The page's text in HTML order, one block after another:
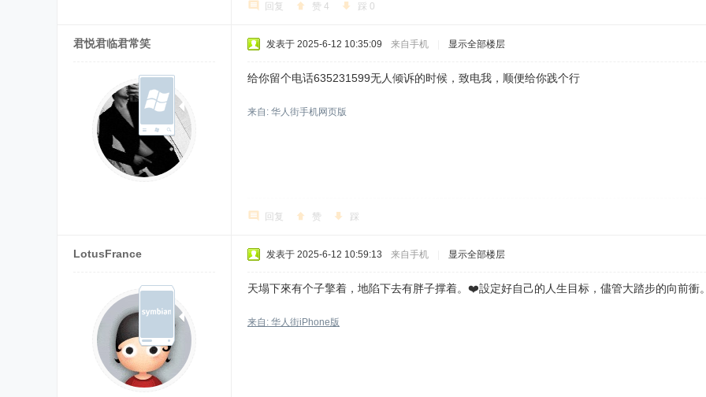
回复 赞 4 踩 0
君悦君临君常笑 发表于 2025-6-12 10:35:09 来自手机 显示全部楼层
给你留个电话635231599无人倾诉的时候，致电我，顺便给你践个行
来自: 华人街手机网页版
回复 赞 踩
LotusFrance 发表于 2025-6-12 10:59:13 来自手机 显示全部楼层
天塌下來有个子擎着，地陷下去有胖子撑着。❤️設定好自己的人生目标，儘管大踏步的向前衝
来自: 华人街iPhone版